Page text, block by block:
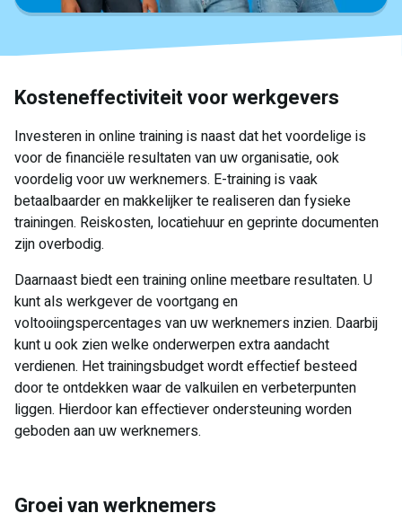
Kosteneffectiviteit voor werkgevers
Investeren in online training is naast dat het voordelige is
voor de financiële resultaten van uw organisatie, ook
voordelig voor uw werknemers. E-training is vaak
betaalbaarder en makkelijker te realiseren dan fysieke
trainingen. Reiskosten, locatiehuur en geprinte documenten
zijn overbodig.
Daarnaast biedt een training online meetbare resultaten. U
kunt als werkgever de voortgang en
voltooiingspercentages van uw werknemers inzien. Daarbij
kunt u ook zien welke onderwerpen extra aandacht
verdienen. Het trainingsbudget wordt effectief besteed
door te ontdekken waar de valkuilen en verbeterpunten
liggen. Hierdoor kan effectiever ondersteuning worden
geboden aan uw werknemers.
Groei van werknemers